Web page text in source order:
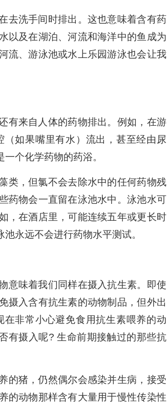
去洗手间时排出。这也意味着含有药
以及在湖泊、河流和海洋中的鱼成为
流、游泳池或水上乐园游泳也会让我
有来自人体的药物排出。例如，在游
如果嘴里有水）流出，甚至经由尿
个化学药物的药浴。
类，但氯不会去除水中的任何药物残
药物会一直留在泳池水中。泳池水可
，在酒店里，可能连续五年或更长时
永远不会进行药物水平测试。
意味着我们同样在摄入抗生素。即使
摄入含有抗生素的动物制品，但外出
非常小心避免食用抗生素喂养的动
有摄入呢? 生命前期接触过的那些抗
的猪，仍然偶尔会感染并生病，接受
的动物那样含有大量用于慢性传染性